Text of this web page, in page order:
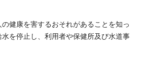
健康を害するおそれがあることを知っ
を停止し、利用者や保健所及び水道事